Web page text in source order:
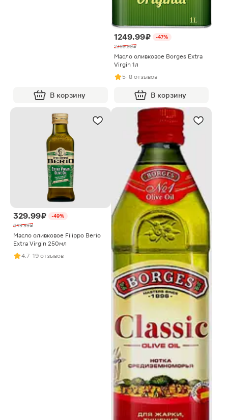
В корзину
1249.99 ₽
-47%
2399.99 ₽
Масло оливковое Borges Extra
Virgin 1л
5· 8 отзывов
В корзину
329.99 ₽
-49%
649.99 ₽
Масло оливковое Filippo Berio
Extra Virgin 250мл
4.7· 19 отзывов